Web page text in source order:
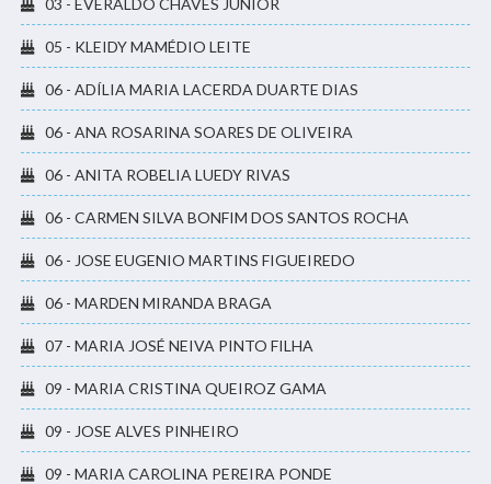
03 - EVERALDO CHAVES JUNIOR
05 - KLEIDY MAMÉDIO LEITE
06 - ADÍLIA MARIA LACERDA DUARTE DIAS
06 - ANA ROSARINA SOARES DE OLIVEIRA
06 - ANITA ROBELIA LUEDY RIVAS
06 - CARMEN SILVA BONFIM DOS SANTOS ROCHA
06 - JOSE EUGENIO MARTINS FIGUEIREDO
06 - MARDEN MIRANDA BRAGA
07 - MARIA JOSÉ NEIVA PINTO FILHA
09 - MARIA CRISTINA QUEIROZ GAMA
09 - JOSE ALVES PINHEIRO
09 - MARIA CAROLINA PEREIRA PONDE